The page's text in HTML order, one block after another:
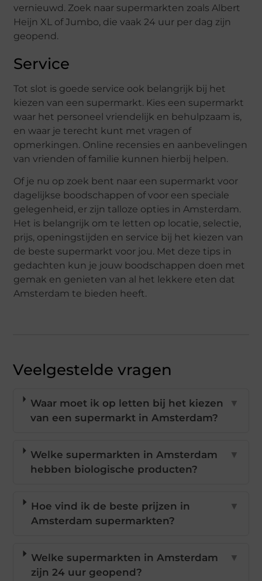
vernieuwd. Zoek naar supermarkten zoals Albert
Heijn XL of Jumbo, die vaak 24 uur per dag zijn
geopend.
Service
Tot slot is goede service ook belangrijk bij het
kiezen van een supermarkt. Kies een supermarkt
waar het personeel vriendelijk en behulpzaam is,
en waar je terecht kunt met vragen of
opmerkingen. Online recensies en aanbevelingen
van vrienden of familie kunnen hierbij helpen.
Of je nu op zoek bent naar een supermarkt voor
dagelijkse boodschappen of voor een speciale
gelegenheid, er zijn talloze opties in Amsterdam.
Het is belangrijk om te letten op locatie, selectie,
prijs, openingstijden en service bij het kiezen van
de beste supermarkt voor jou. Met deze tips in
gedachten kun je jouw boodschappen doen met
gemak en genieten van al het lekkere eten dat
Amsterdam te bieden heeft.
Veelgestelde vragen
Waar moet ik op letten bij het kiezen
van een supermarkt in Amsterdam?
▼
Welke supermarkten in Amsterdam
hebben biologische producten?
▼
Hoe vind ik de beste prijzen in
Amsterdam supermarkten?
▼
Welke supermarkten in Amsterdam
zijn 24 uur geopend?
▼